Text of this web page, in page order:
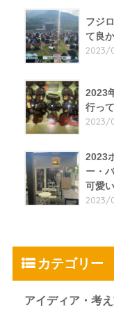
フジ
て良
2023/
2023
行っ
2023/
2023
ー・
可愛
2023/
カテゴリー
アイディア・考